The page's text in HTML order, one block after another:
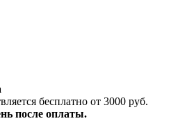
бесплатно от 3000 руб.
после оплаты.